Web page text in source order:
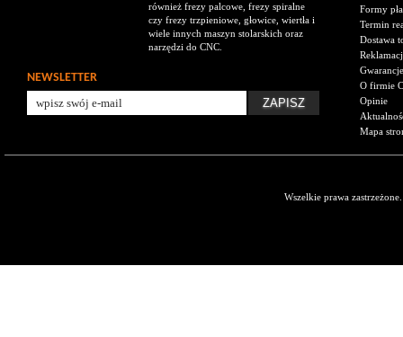
również frezy palcowe, frezy spiralne
czy frezy trzpieniowe, głowice, wiertła i
wiele innych maszyn stolarskich oraz
narzędzi do CNC.
NEWSLETTER
Formy
Termin
Dostawa
Gwarancje
O firmie
Opinie
Mapa
Wszelkie prawa